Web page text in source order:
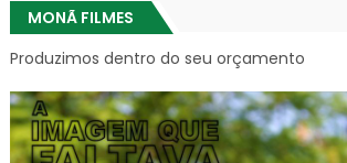
MONÃ FILMES
Produzimos dentro do seu orçamento